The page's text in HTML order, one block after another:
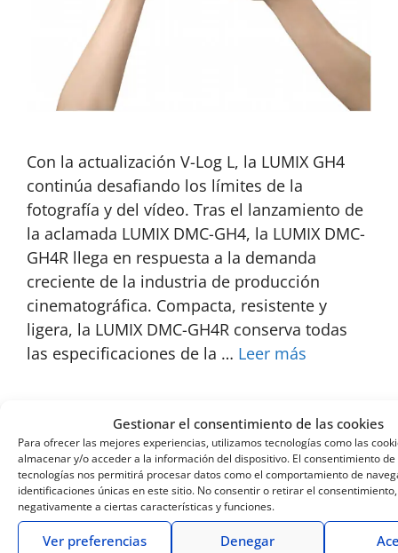
Gestionar el consentimiento de las cookies
Para ofrecer las mejores experiencias, utilizamos tecnologías como las
almacenar y/o acceder a la información del dispositivo. El consentimiento de
tecnologías nos permitirá procesar datos como el comportamiento de
identificaciones únicas en este sitio. No consentir o retirar el
negativamente a ciertas características y funciones.
Denegar
Ver preferencias
Con la actualización V-Log L, la LUMIX GH4
continúa desafiando los límites de la
fotografía y del vídeo. Tras el lanzamiento de
la aclamada LUMIX DMC-GH4, la LUMIX DMC-
GH4R llega en respuesta a la demanda
creciente de la industria de producción
cinematográfica. Compacta, resistente y
ligera, la LUMIX DMC-GH4R conserva todas
las especificaciones de la … Leer más